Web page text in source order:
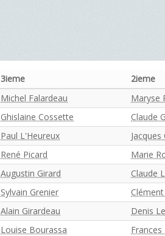
3ieme 2ieme
Michel Falardeau Maryse
Ghislaine Cossette Claude
Paul L'Heureux Jacques
René Picard Marie
Augustin Girard Claude
Sylvain Grenier
Alain Girardeau Denis
Louise Bourassa Frances